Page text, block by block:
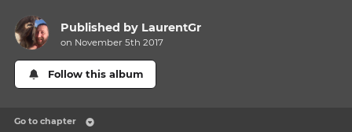
Published by LaurentGr
on November 5th 2017
Follow this album
Go to chapter